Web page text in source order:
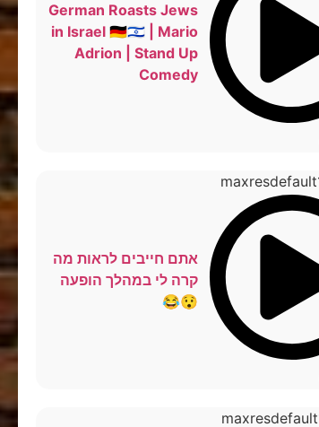
German Roasts Jews
in Israel 🇩🇪🇮🇱 | Mario
Adrion | Stand Up
Comedy
אתם חייבים לראות מה
קרה לי במהלך הופעה
😯😂